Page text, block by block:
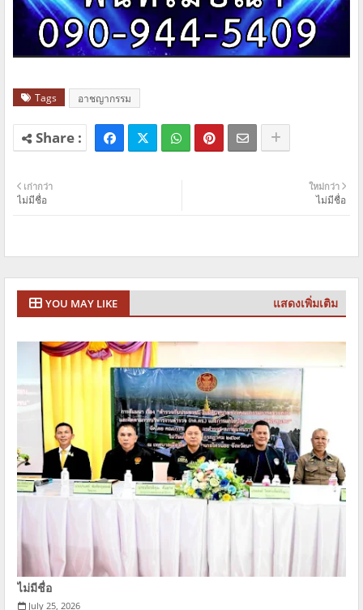
Tags อาชญากรรม
ใหม่กว่า
ไม่มีชื่อ
เก่ากว่า
ไม่มีชื่อ
YOU MAY LIKE แสดงเพิ่มเติม
ไม่มีชื่อ
July 25, 2026